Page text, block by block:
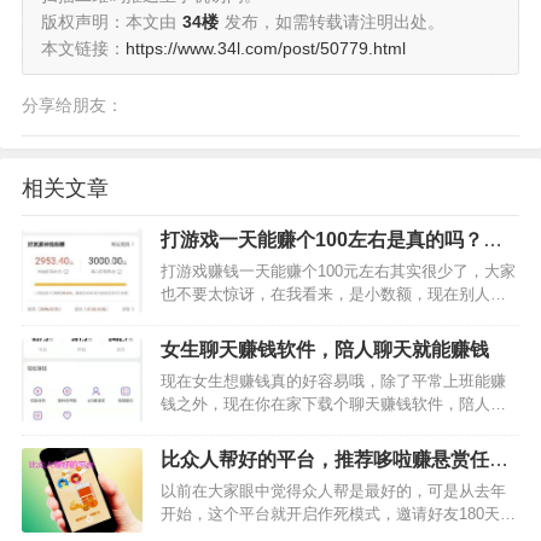
版权声明：本文由 34楼 发布，如需转载请注明出处。
本文链接： https://www.34l.com/post/50779.html
分享给朋友：
相关文章
打游戏一天能赚个100左右是真的吗？别
人都做到一天赚700了
打游戏赚钱一天能赚个100元左右其实很少了，大家
也不要太惊讶，在我看来，是小数额，现在别人都
吧：从上图大家可以看到，人家玩欢乐招财犬一天
收益有768元多点，他这个收益还不是自己玩到的，
而是通过好…
女生聊天赚钱软件，陪人聊天就能赚钱
现在女生想赚钱真的好容易哦，除了平常上班能赚
钱之外，现在你在家下载个聊天赚钱软件，陪人聊
常正规靠谱的，就是平常的聊天，大家只要加入星
月传媒做聊天客服就可以了。这个平台你无论是打
字聊天，还是语音，视…
比众人帮好的平台，推荐哆啦赚悬赏任务
平台
以前在大家眼中觉得众人帮是最好的，可是从去年
开始，这个平台就开启作死模式，邀请好友180天后